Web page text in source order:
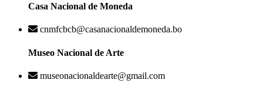
Casa Nacional de Moneda
cnmfcbcb@casanacionaldemoneda.bo
Museo Nacional de Arte
museonacionaldearte@gmail.com